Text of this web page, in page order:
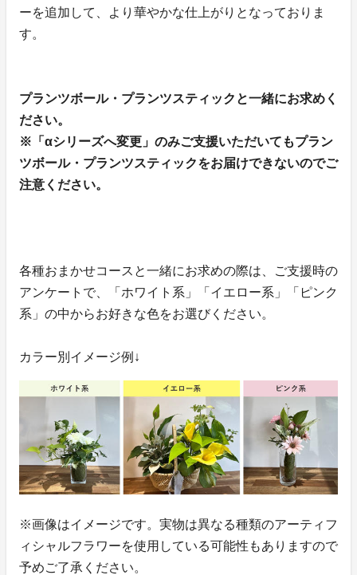
ーを追加して、より華やかな仕上がりとなっておりま
す。
プランツボール・プランツスティックと一緒にお求めく
ださい。
※「αシリーズへ変更」のみご支援いただいてもプラン
ツボール・プランツスティックをお届けできないのでご
注意ください。
各種おまかせコースと一緒にお求めの際は、ご支援時の
アンケートで、「ホワイト系」「イエロー系」「ピンク
系」の中からお好きな色をお選びください。
カラー別イメージ例↓
※画像はイメージです。実物は異なる種類のアーティフ
ィシャルフラワーを使用している可能性もありますので
予めご了承ください。